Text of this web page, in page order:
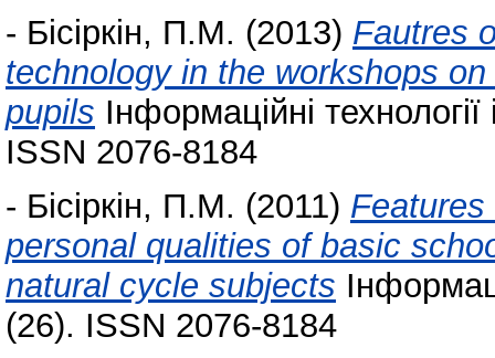
- Бісіркін, П.М. (2013) Fautres
technology in the workshops
pupils Інформаційні
ISSN 2076-8184
- Бісіркін, П.М. (2011) Features
personal qualities of basic
natural cycle subjects
(26). ISSN 2076-8184